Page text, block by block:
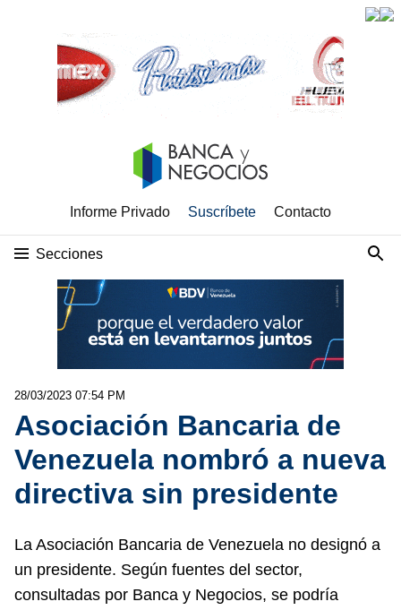
Informe Privado Suscríbete Contacto
Secciones
28/03/2023 07:54 PM
Asociación Bancaria de
Venezuela nombró a nueva
directiva sin presidente
La Asociación Bancaria de Venezuela no designó a
un presidente. Según fuentes del sector,
consultadas por Banca y Negocios, se podría